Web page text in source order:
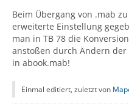
Beim Übergang von .mab
erweiterte Einstellung
man in TB 78 die
anstoßen durch Ändern
in abook.mab!
Einmal editiert, zuletzt von